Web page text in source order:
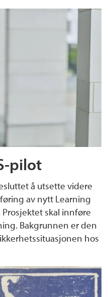
pilot
å utsette videre
av nytt Learning
Prosjektet skal innføre
Bakgrunnen er den
hos